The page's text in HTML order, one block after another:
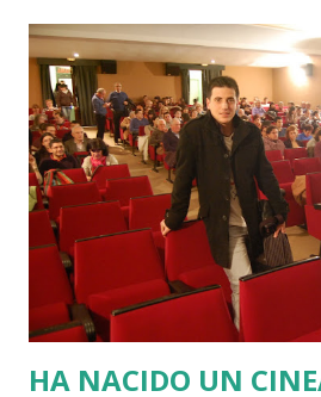
redistribuirlos como le vino en gana.
Constitución había usado las tijeras
inventarse un mapa de las
privilegio histórico de Euskadi a
León, Aragón o Extremadura, que
no tienen pasado, no tienen
nombre que llevan. De aquella
confección nació un Estado Inútil
mantener una estructura absurda y
HA NACIDO UN